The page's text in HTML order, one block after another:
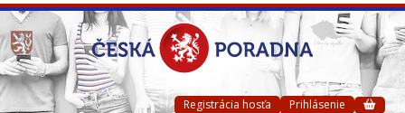
Registrácia hosťa Prihlásenie